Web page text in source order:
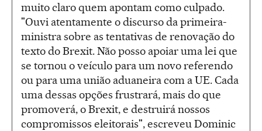
muito claro quem apontam como culpado.
"Ouvi atentamente o discurso da primeira-
ministra sobre as tentativas de renovação do
texto do Brexit. Não posso apoiar uma lei que
se tornou o veículo para um novo referendo
ou para uma união aduaneira com a UE. Cada
uma dessas opções frustrará, mais do que
promoverá, o Brexit, e destruirá nossos
compromissos eleitorais", escreveu Dominic